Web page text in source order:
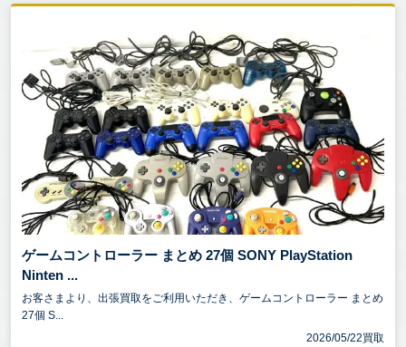
ゲームコントローラー まとめ 27個 SONY PlayStation
Ninten ...
お客さまより、出張買取をご利用いただき、ゲームコントローラー まとめ
27個 S...
2026/05/22買取